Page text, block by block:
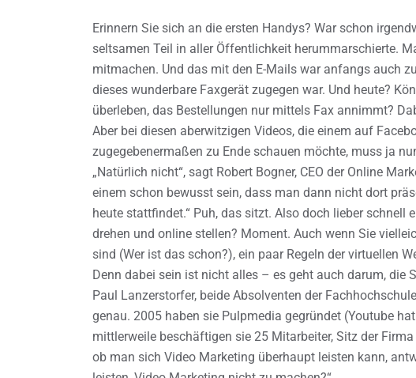
Erinnern Sie sich an die ersten Handys? War schon
seltsamen Teil in aller Öffentlichkeit herummarschierte.
mitmachen. Und das mit den E-Mails war anfangs auch
dieses wunderbare Faxgerät zugegen war. Und heute?
überleben, das Bestellungen nur mittels Fax annimmt?
Aber bei diesen aberwitzigen Videos, die einem auf
zugegebenermaßen zu Ende schauen möchte, muss ja
„Natürlich nicht“, sagt Robert Bogner, CEO der Online
einem schon bewusst sein, dass man dann nicht dort
heute stattfindet.“ Puh, das sitzt. Also doch lieber schnell
drehen und online stellen? Moment. Auch wenn Sie
sind (Wer ist das schon?), ein paar Regeln der virtuellen
Denn dabei sein ist nicht alles – es geht auch darum, die
Paul Lanzerstorfer, beide Absolventen der
genau. 2005 haben sie Pulpmedia gegründet (Youtube
mittlerweile beschäftigen sie 25 Mitarbeiter, Sitz der
ob man sich Video Marketing überhaupt leisten kann,